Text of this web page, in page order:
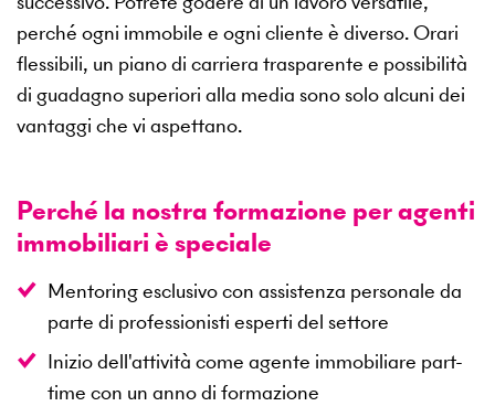
perché ogni immobile e ogni cliente è diverso. Orari
flessibili, un piano di carriera trasparente e possibilità
di guadagno superiori alla media sono solo alcuni dei
vantaggi che vi aspettano.
Perché la nostra formazione per agenti
immobiliari è speciale
Mentoring esclusivo con assistenza personale da
parte di professionisti esperti del settore
Inizio dell'attività come agente immobiliare part-
time con un anno di formazione